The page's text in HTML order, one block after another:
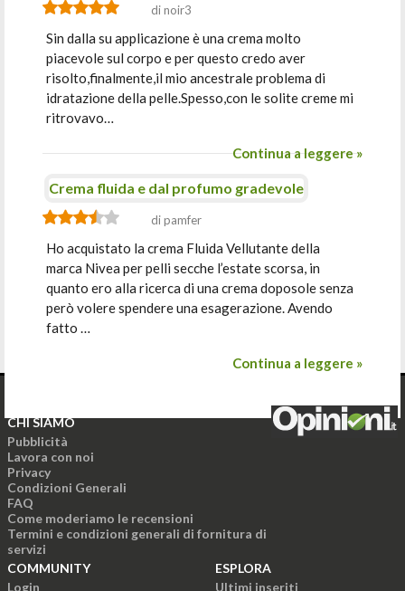
di noir3
Sin dalla su applicazione è una crema molto
piacevole sul corpo e per questo credo aver
risolto,finalmente,il mio ancestrale problema di
idratazione della pelle.Spesso,con le solite creme mi
ritrovavo…
Continua a leggere »
Crema fluida e dal profumo gradevole
di pamfer
Ho acquistato la crema Fluida Vellutante della
marca Nivea per pelli secche l’estate scorsa, in
quanto ero alla ricerca di una crema doposole senza
però volere spendere una esagerazione. Avendo
fatto …
Continua a leggere »
CHI SIAMO
Pubblicità
Lavora con noi
Privacy
Condizioni Generali
FAQ
Come moderiamo le recensioni
Termini e condizioni generali di fornitura di
servizi
COMMUNITY
Login
ESPLORA
Ultimi inseriti